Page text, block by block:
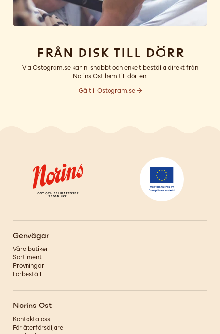
Från disk till dörr
Via Ostogram.se kan ni snabbt och enkelt beställa direkt från
Norins Ost hem till dörren.
Gå till Ostogram.se
Genvägar
Våra butiker
Sortiment
Provningar
Förbeställ
Norins Ost
Kontakta oss
För återförsäljare